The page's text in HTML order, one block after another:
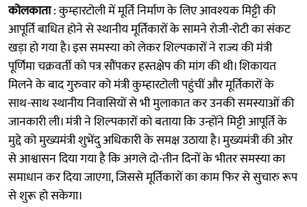
कोलकाता: कुम्हारटोली में मूर्ति निर्माण के लिए आवश्यक मिट्टी की
आपूर्ति बाधित होने से स्थानीय मूर्तिकारों के सामने रोजी-रोटी का संकट
खड़ा हो गया है। इस समस्या को लेकर शिल्पकारों ने राज्य की मंत्री
पूर्णिमा चक्रवर्ती को पत्र सौंपकर हस्तक्षेप की मांग की थी। शिकायत
मिलने के बाद गुरुवार को मंत्री कुम्हारटोली पहुंचीं और मूर्तिकारों के
साथ-साथ स्थानीय निवासियों से भी मुलाकात कर उनकी समस्याओं की
जानकारी ली। मंत्री ने शिल्पकारों को बताया कि उन्होंने मिट्टी आपूर्ति के
मुद्दे को मुख्यमंत्री शुभेंदु अधिकारी के समक्ष उठाया है। मुख्यमंत्री की ओर
से आश्वासन दिया गया है कि अगले दो-तीन दिनों के भीतर समस्या का
समाधान कर दिया जाएगा, जिससे मूर्तिकारों का काम फिर से सुचारु रूप
से शुरू हो सकेगा।